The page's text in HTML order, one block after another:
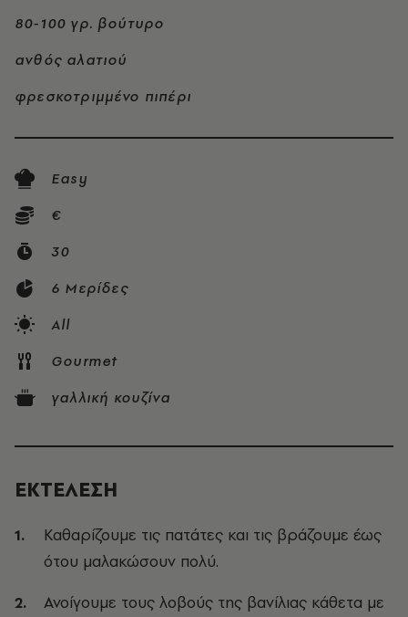
80-100 γρ. βούτυρο
ανθός αλατιού
φρεσκοτριμμένο πιπέρι
Easy
€
30
6 Μερίδες
All
Gourmet
γαλλική κουζίνα
ΕΚΤΕΛΕΣΗ
Καθαρίζουμε τις πατάτες και τις βράζουμε έως
ότου μαλακώσουν πολύ.
Ανοίγουμε τους λοβούς της βανίλιας κάθετα με